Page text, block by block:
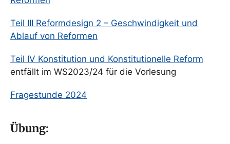
Teil III Reformdesign 2 – Geschwindigkeit und
Ablauf von Reformen
Teil IV Konstitution und Konstitutionelle Reform
entfällt im WS2023/24 für die Vorlesung
Fragestunde 2024
Übung: